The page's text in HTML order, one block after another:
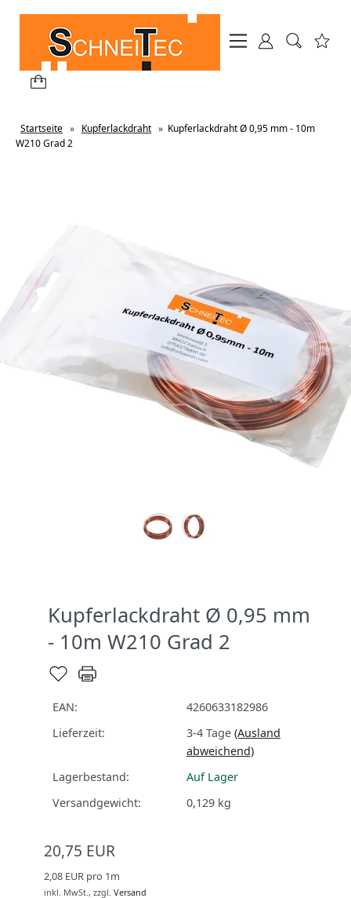
Startseite » Kupferlackdraht » Kupferlackdraht Ø 0,95 mm - 10m
W210 Grad 2
Kupferlackdraht Ø 0,95 mm
- 10m W210 Grad 2
EAN:
4260633182986
Lieferzeit:
3-4 Tage (Ausland
abweichend)
Lagerbestand:
Auf Lager
Versandgewicht:
0,129 kg
20,75 EUR
2,08 EUR pro 1m
inkl. MwSt., zzgl. Versand